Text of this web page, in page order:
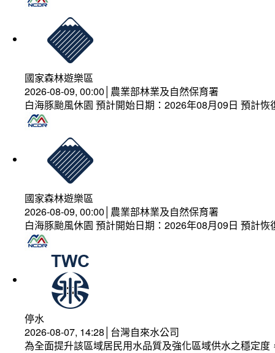
國家森林遊樂區
2026-08-09, 00:00│農業部林業及自然保育署
白海豚颱風休園 預計開始日期：2026年08月09日 預計
國家森林遊樂區
2026-08-09, 00:00│農業部林業及自然保育署
白海豚颱風休園 預計開始日期：2026年08月09日 預計
停水
2026-08-07, 14:28│台灣自來水公司
為全面提升該區域居民用水品質及強化區域供水之穩定